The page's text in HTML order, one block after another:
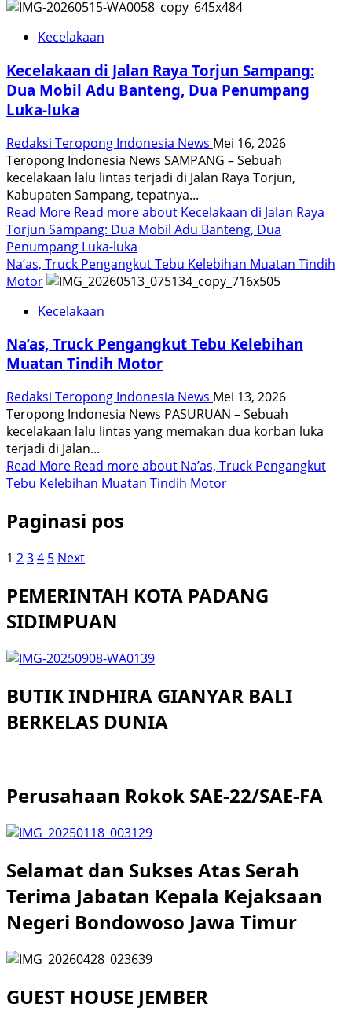
Kecelakaan
Kecelakaan di Jalan Raya Torjun Sampang:
Dua Mobil Adu Banteng, Dua Penumpang
Luka-luka
Redaksi Teropong Indonesia News Mei 16, 2026
Teropong Indonesia News SAMPANG – Sebuah
kecelakaan lalu lintas terjadi di Jalan Raya Torjun,
Kabupaten Sampang, tepatnya...
Read More Read more about Kecelakaan di Jalan Raya
Torjun Sampang: Dua Mobil Adu Banteng, Dua
Penumpang Luka-luka
Na’as, Truck Pengangkut Tebu Kelebihan Muatan Tindih
Motor
Kecelakaan
Na’as, Truck Pengangkut Tebu Kelebihan
Muatan Tindih Motor
Redaksi Teropong Indonesia News Mei 13, 2026
Teropong Indonesia News PASURUAN – Sebuah
kecelakaan lalu lintas yang memakan dua korban luka
terjadi di Jalan...
Read More Read more about Na’as, Truck Pengangkut
Tebu Kelebihan Muatan Tindih Motor
Paginasi pos
1 234 5 Next
PEMERINTAH KOTA PADANG
SIDIMPUAN
BUTIK INDHIRA GIANYAR BALI
BERKELAS DUNIA
Perusahaan Rokok SAE-22/SAE-FA
Selamat dan Sukses Atas Serah
Terima Jabatan Kepala Kejaksaan
Negeri Bondowoso Jawa Timur
GUEST HOUSE JEMBER